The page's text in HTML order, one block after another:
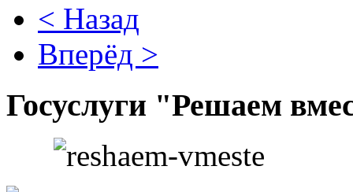
< Назад
Вперёд >
Госуслуги "Решаем